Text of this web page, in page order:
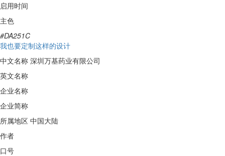
启用时间
主色
#DA251C
我也要定制这样的设计
中文名称 深圳万基药业有限公司
英文名称
企业名称
企业简称
所属地区 中国大陆
作者
口号